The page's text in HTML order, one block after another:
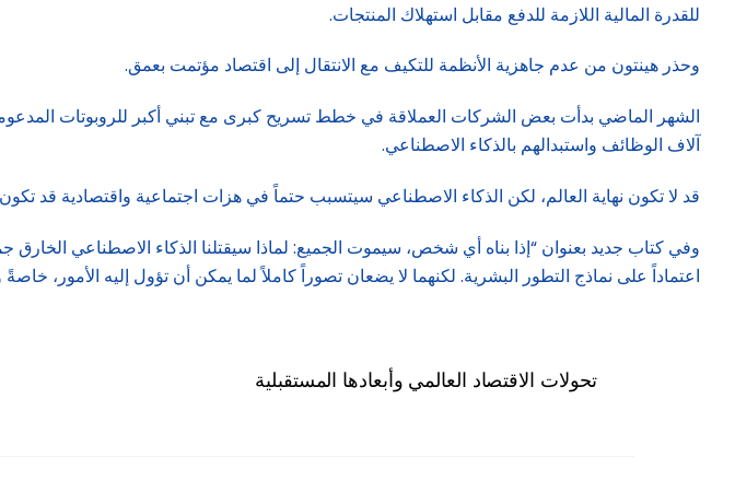
للقدرة المالية اللازمة للدفع مقابل استهلاك المنتجات.
وحذر هينتون من عدم جاهزية الأنظمة للتكيف مع الانتقال إلى اقتصاد مؤتمت بعمق.
آلاف الوظائف واستبدالهم بالذكاء الاصطناعي.
قد لا تكون نهاية العالم، لكن الذكاء الاصطناعي سيتسبب حتماً في هزات اجتماعية واقتصادية قد
وفي كتاب جديد بعنوان “إذا بناه أي شخص، سيموت الجميع: لماذا سيقتلنا الذكاء الاصطناعي الخارق
اعتماداً على نماذج التطور البشرية. لكنهما لا يضعان تصوراً كاملاً لما يمكن أن تؤول إليه الأمور،
تحولات الاقتصاد العالمي وأبعادها المستقبلية